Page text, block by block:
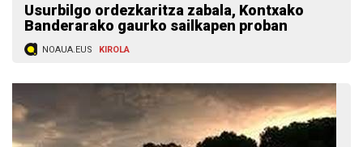
Usurbilgo ordezkaritza zabala, Kontxako
Banderarako gaurko sailkapen proban
NOAUA.EUS KIROLA